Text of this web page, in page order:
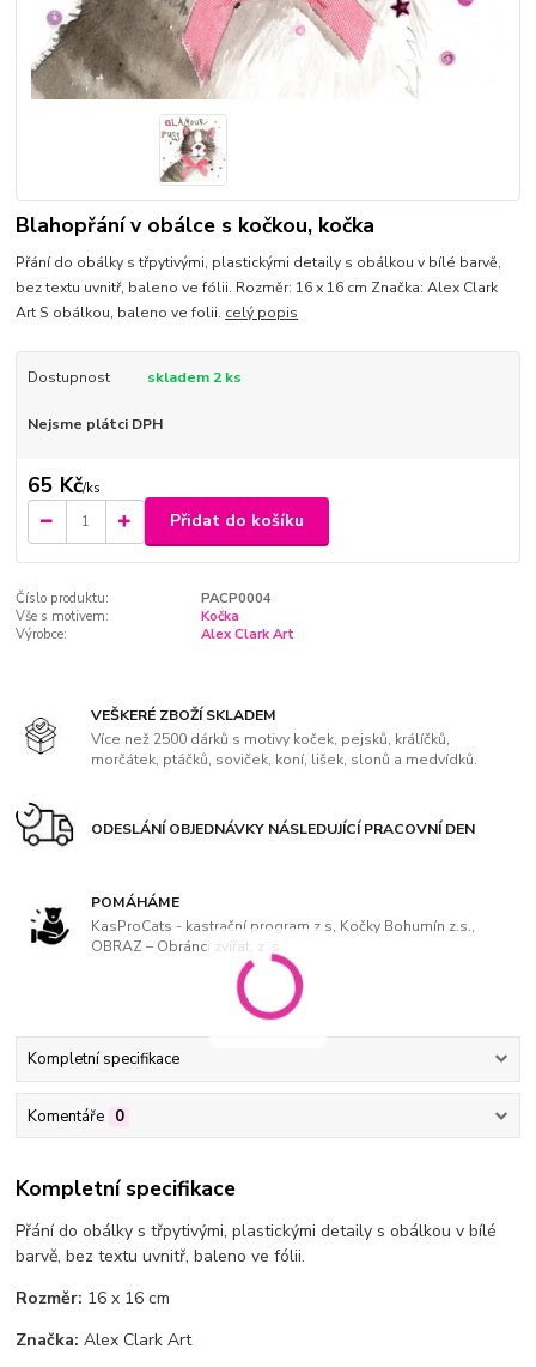
Blahopřání v obálce s kočkou, kočka
Přání do obálky s třpytivými, plastickými detaily s obálkou v bílé barvě,
bez textu uvnitř, baleno ve fólii. Rozměr: 16 x 16 cm Značka: Alex Clark
Art S obálkou, baleno ve folii. celý popis
Dostupnost skladem 2 ks
Nejsme plátci DPH
65 Kč/ks
Přidat do košíku
Číslo produktu:
PACP0004
Vše s motivem:
Kočka
Výrobce:
Alex Clark Art
VEŠKERÉ ZBOŽÍ SKLADEM
Více než 2500 dárků s motivy koček, pejsků, králíčků,
morčátek, ptáčků, soviček, koní, lišek, slonů a medvídků.
ODESLÁNÍ OBJEDNÁVKY NÁSLEDUJÍCÍ PRACOVNÍ DEN
POMÁHÁME
KasProCats - kastrační program z.s, Kočky Bohumín z.s.,
OBRAZ – Obránci zvířat, z. s
Kompletní specifikace
Komentáře 0
Kompletní specifikace
Přání do obálky s třpytivými, plastickými detaily s obálkou v bílé
barvě, bez textu uvnitř, baleno ve fólii.
Rozměr: 16 x 16 cm
Značka: Alex Clark Art